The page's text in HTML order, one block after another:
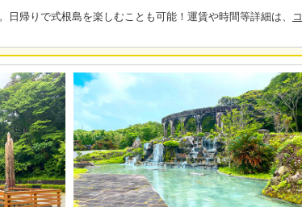
帰りで式根島を楽しむことも可能！運賃や時間等詳細は、
コ